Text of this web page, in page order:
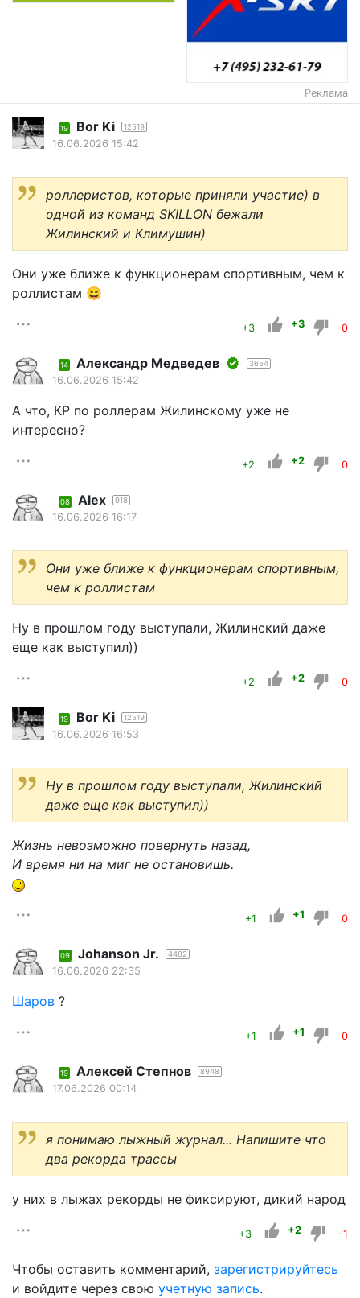
Реклама
19 Bor Ki 12519
16.06.2026 15:42
роллеристов, которые приняли участие) в
одной из команд SKILLON бежали
Жилинский и Климушин)
Они уже ближе к функционерам спортивным, чем к
роллистам 😄
+3 +3 0
14 Александр Медведев 3654
16.06.2026 15:42
А что, КР по роллерам Жилинскому уже не
интересно?
+2 +2 0
08 Alex 918
16.06.2026 16:17
Они уже ближе к функционерам спортивным,
чем к роллистам
Ну в прошлом году выступали, Жилинский даже
еще как выступил))
+2 +2 0
19 Bor Ki 12519
16.06.2026 16:53
Ну в прошлом году выступали, Жилинский
даже еще как выступил))
Жизнь невозможно повернуть назад,
И время ни на миг не остановишь.
+1 +1 0
09 Johanson Jr. 4482
16.06.2026 22:35
Шаров ?
+1 +1 0
19 Алексей Степнов 8948
17.06.2026 00:14
я понимаю лыжный журнал... Напишите что
два рекорда трассы
у них в лыжах рекорды не фиксируют, дикий народ
+3 +2 -1
Чтобы оставить комментарий, зарегистрируйтесь
и войдите через свою учетную запись.